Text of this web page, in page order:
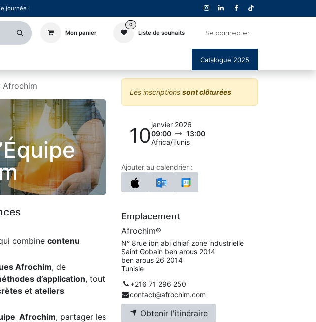
journée !
Mon panier
0
Liste de souhaits Se connecter
Catalogue 2025
Afrochim
combine contenu
Afrochim, de
d’application, tout
et ateliers
Afrochim, partager les
Les inscriptions sont clôturées
10janvier 2026
09:00
13:00
Africa/Tunis
Ajouter au calendrier :
Emplacement
Afrochim®
N° 8rue ibn abi dhiaf zone industrielle
Saint Gobain ben arous 2014
ben arous 26 2014
Tunisie
+216 71 296 250
contact@afrochim.com
Obtenir l'itinéraire